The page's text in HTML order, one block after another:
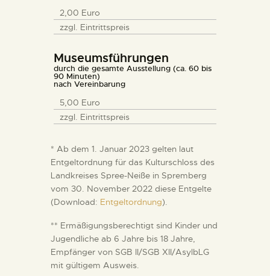
2,00 Euro
zzgl. Eintrittspreis
Museumsführungen
durch die gesamte Ausstellung (ca. 60 bis
90 Minuten)
nach Vereinbarung
5,00 Euro
zzgl. Eintrittspreis
* Ab dem 1. Januar 2023 gelten laut
Entgeltordnung für das Kulturschloss des
Landkreises Spree-Neiße in Spremberg
vom 30. November 2022 diese Entgelte
(Download: Entgeltordnung).
** Ermäßigungsberechtigt sind Kinder und
Jugendliche ab 6 Jahre bis 18 Jahre,
Empfänger von SGB II/SGB XII/AsylbLG
mit gültigem Ausweis.